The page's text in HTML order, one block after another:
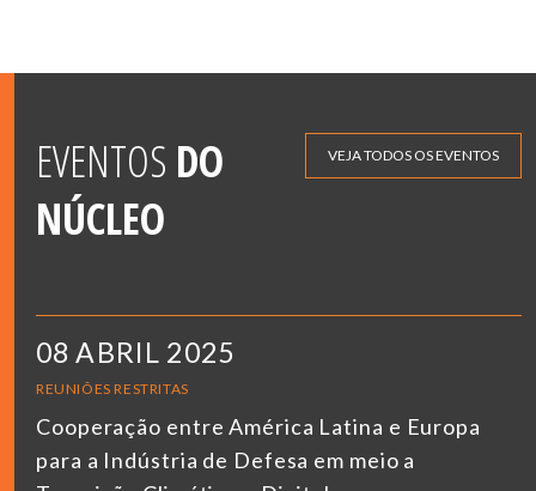
EVENTOS DO
NÚCLEO
VEJA TODOS OS EVENTOS
08 ABRIL 2025
REUNIÕES RESTRITAS
Cooperação entre América Latina e Europa
para a Indústria de Defesa em meio a